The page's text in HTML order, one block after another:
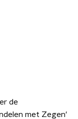
de
met Zegen'